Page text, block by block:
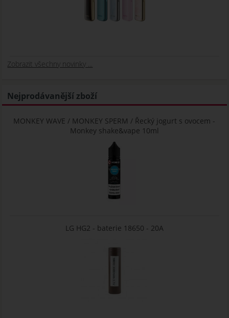
Zobrazit všechny novinky ...
Nejprodávanější zboží
MONKEY WAVE / MONKEY SPERM / Řecký jogurt s ovocem -
Monkey shake&vape 10ml
LG HG2 - baterie 18650 - 20A